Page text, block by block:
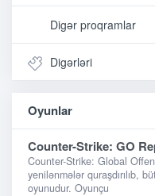
Digər proqramlar
Digərləri
Oyunlar
Counter-Strike: GO
Counter-Strike: Global
yenilənmələr quraşdırılıb,
oyunudur. Oyunçu